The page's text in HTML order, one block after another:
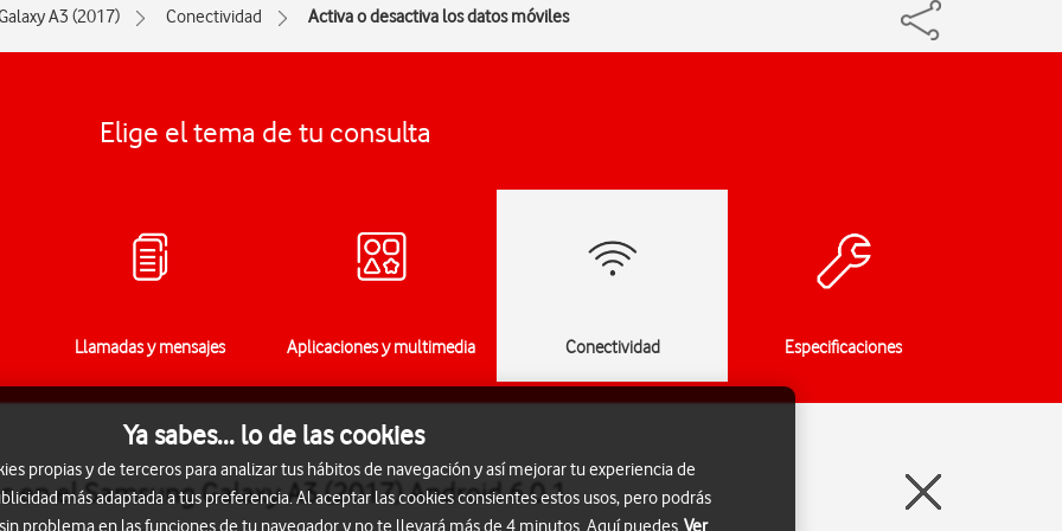
A3 (2017) Conectividad Activa o desactiva los datos móviles
Elige el tema de tu consulta
Llamadas y mensajes Aplicaciones y multimedia Conectividad Especificaciones
en el Samsung Galaxy A3 (2017) Android 6.0.1
Ya sabes... lo de las cookies
propias y de terceros para analizar tus hábitos de navegación y así mejorar tu experiencia de
más adaptada a tus preferencia. Al aceptar las cookies consientes estos usos, pero podrás
problema en las funciones de tu navegador y no te llevará más de 4 minutos. Aquí puedes Ver